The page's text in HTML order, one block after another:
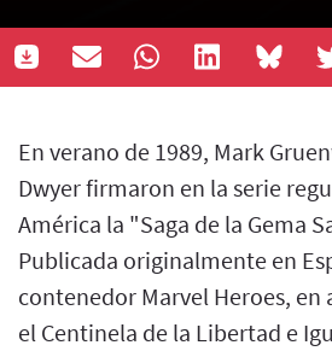
En verano de 1989, Mark
Dwyer firmaron en la serie
América la "Saga de la Gema
Publicada originalmente en
contenedor Marvel Heroes,
el Centinela de la Libertad e